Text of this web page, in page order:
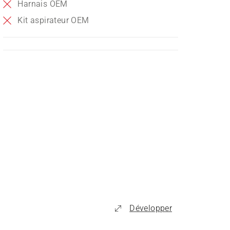
Harnais OEM
Kit aspirateur OEM
Développer